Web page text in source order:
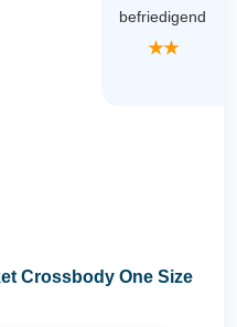
befriedigend
★★
Crossbody One Size